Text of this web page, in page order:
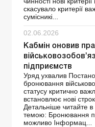
скасувало критерії
сумісникі...
02.06.2026
Кабмін оновив
підприємств
Уряд ухвалив
бронювання
статусу критично
встановлює нові
Детальніше читайте
темою: Бронювання
можливо Інформац...